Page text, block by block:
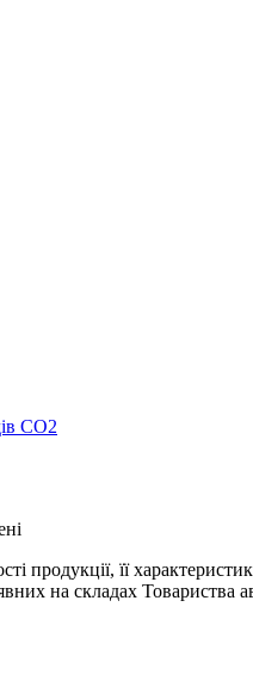
СО2
продукції, її
на складах